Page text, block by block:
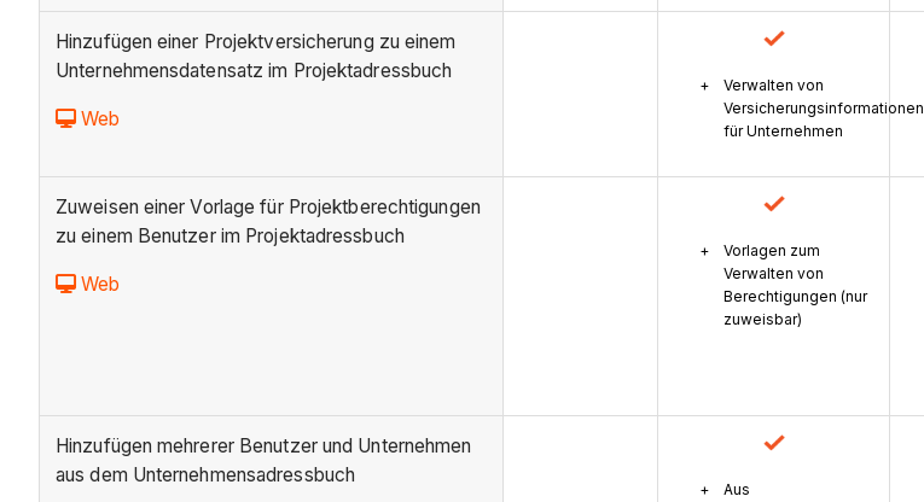
Hinzufügen einer Projektversicherung zu einem
Unternehmensdatensatz im Projektadressbuch
Web
Verwalten von
Versicherungsinformationen
für Unternehmen
Zuweisen einer Vorlage für Projektberechtigungen
zu einem Benutzer im Projektadressbuch
Web
Vorlagen zum
Verwalten von
Berechtigungen (nur
zuweisbar)
Hinzufügen mehrerer Benutzer und Unternehmen
aus dem Unternehmensadressbuch
Aus